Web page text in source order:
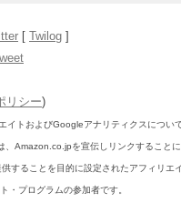
[ Twilog ]
リシー)
イトおよびGoogleアナリティクスについ
、Amazon.co.jpを宣伝しリンクすること
することを目的に設定されたアフィリエ
・プログラムの参加者です。